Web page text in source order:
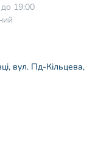
19:00
вул. Пд-Кільцева,